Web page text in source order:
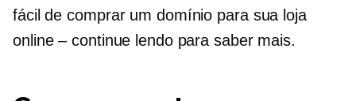
fácil de comprar um domínio para sua loja
online – continue lendo para saber mais.